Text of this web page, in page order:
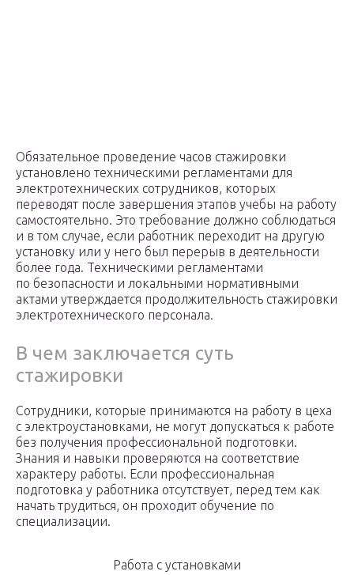
Обязательное проведение часов стажировки
установлено техническими регламентами для
электротехнических сотрудников, которых
переводят после завершения этапов учебы на работу
самостоятельно. Это требование должно соблюдаться
и в том случае, если работник переходит на другую
установку или у него был перерыв в деятельности
более года. Техническими регламентами
по безопасности и локальными нормативными
актами утверждается продолжительность стажировки
электротехнического персонала.
В чем заключается суть
стажировки
Сотрудники, которые принимаются на работу в цеха
с электроустановками, не могут допускаться к работе
без получения профессиональной подготовки.
Знания и навыки проверяются на соответствие
характеру работы. Если профессиональная
подготовка у работника отсутствует, перед тем как
начать трудиться, он проходит обучение по
специализации.
Работа с установками